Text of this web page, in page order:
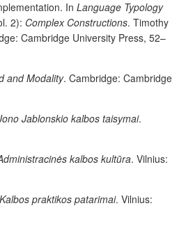
In Language Typology
2): Complex Constructions. Timothy
Cambridge University Press, 52–
and Modality. Cambridge: Cambridge
Jablonskio kalbos taisymai.
kalbos kultūra. Vilnius:
Kalbos praktikos patarimai. Vilnius: